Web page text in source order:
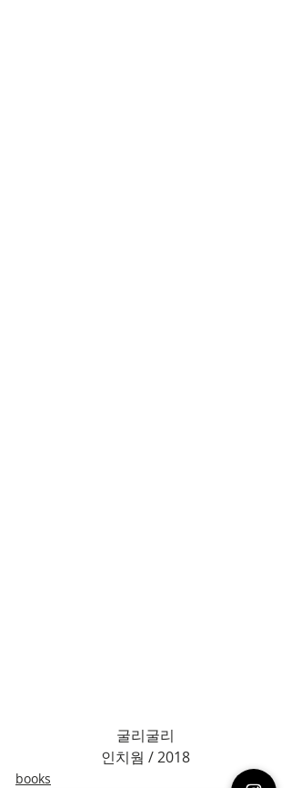
굴리굴리
인치웜 / 2018
books